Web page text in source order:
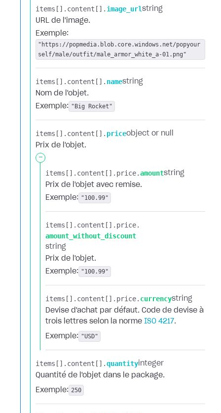
items[].​ content[].​ image_urlstring
URL de l'image.
Exemple:
"https://popmedia.blob.core.windows.net/popyour
self/male/outfit/male_armor_white_a-01.png"
items[].​ content[].​ namestring
Nom de l'objet.
Exemple: "Big Rocket"
items[].​ content[].​ priceobject or null
Prix de l'objet.
-
items[].​ content[].​ price.​amountstring
Prix de l'objet avec remise.
Exemple: "100.99"
items[].​ content[].​ price.​
amount_without_discount
string
Prix de l'objet.
Exemple: "100.99"
items[].​ content[].​ price.​ currencystring
Devise d'achat par défaut. Code de devise à
trois lettres selon la norme ISO 4217.
Exemple: "USD"
items[].​ content[].​quantity integer
Quantité de l'objet dans le package.
Exemple: 250